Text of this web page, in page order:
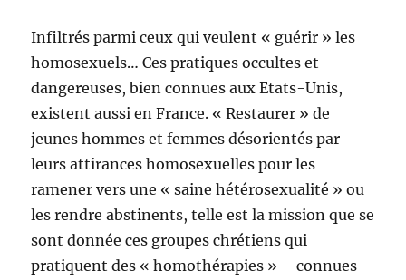
Infiltrés parmi ceux qui veulent « guérir » les
homosexuels… Ces pratiques occultes et
dangereuses, bien connues aux Etats-Unis,
existent aussi en France. « Restaurer » de
jeunes hommes et femmes désorientés par
leurs attirances homosexuelles pour les
ramener vers une « saine hétérosexualité » ou
les rendre abstinents, telle est la mission que se
sont donnée ces groupes chrétiens qui
pratiquent des « homothérapies » – connues